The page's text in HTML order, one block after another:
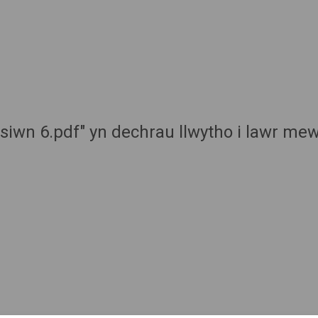
6.pdf" yn dechrau llwytho i lawr